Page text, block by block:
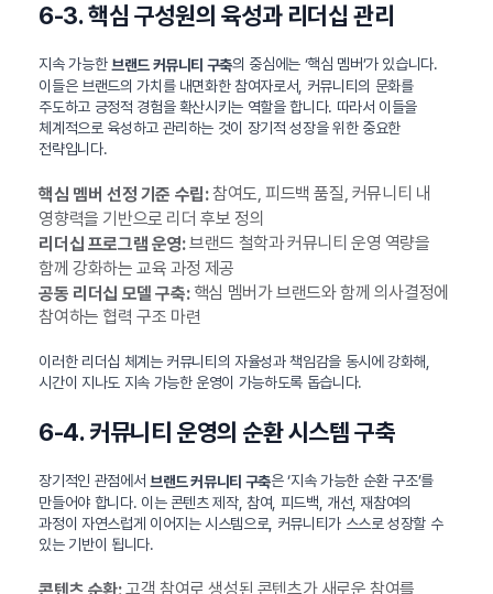
6-3. 핵심 구성원의 육성과 리더십 관리
지속 가능한브랜드 커뮤니티 구축의 중심에는 ‘핵심 멤버’가 있습니다.
이들은 브랜드의 가치를 내면화한 참여자로서, 커뮤니티의 문화를
주도하고 긍정적 경험을 확산시키는 역할을 합니다. 따라서 이들을
체계적으로 육성하고 관리하는 것이 장기적 성장을 위한 중요한
전략입니다.
핵심 멤버 선정 기준 수립:참여도, 피드백 품질, 커뮤니티 내
영향력을 기반으로 리더 후보 정의
리더십 프로그램 운영:브랜드 철학과 커뮤니티 운영 역량을
함께 강화하는 교육 과정 제공
공동 리더십 모델 구축:핵심 멤버가 브랜드와 함께 의사결정에
참여하는 협력 구조 마련
이러한 리더십 체계는 커뮤니티의 자율성과 책임감을 동시에 강화해,
시간이 지나도 지속 가능한 운영이 가능하도록 돕습니다.
6-4. 커뮤니티 운영의 순환 시스템 구축
장기적인 관점에서 브랜드 커뮤니티 구축은 ‘지속 가능한 순환 구조’를
만들어야 합니다. 이는 콘텐츠 제작, 참여, 피드백, 개선, 재참여의
과정이 자연스럽게 이어지는 시스템으로, 커뮤니티가 스스로 성장할 수
있는 기반이 됩니다.
고객 참여로 생성된 콘텐츠가 새로운 참여를